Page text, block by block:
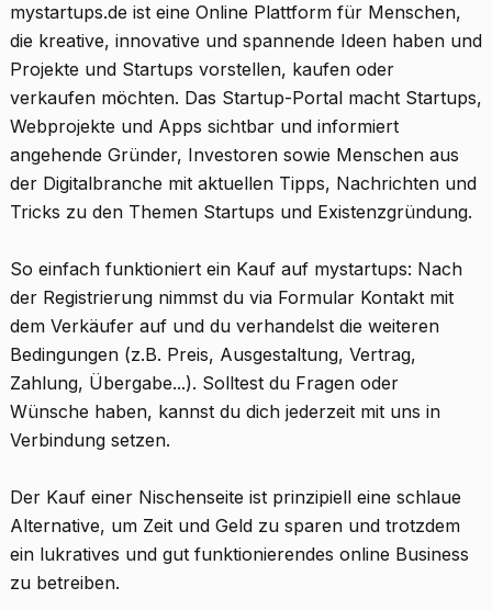
mystartups.de ist eine Online Plattform für Menschen,
die kreative, innovative und spannende Ideen haben und
Projekte und Startups vorstellen, kaufen oder
verkaufen möchten. Das Startup-Portal macht Startups,
Webprojekte und Apps sichtbar und informiert
angehende Gründer, Investoren sowie Menschen aus
der Digitalbranche mit aktuellen Tipps, Nachrichten und
Tricks zu den Themen Startups und Existenzgründung.
So einfach funktioniert ein Kauf auf mystartups: Nach
der Registrierung nimmst du via Formular Kontakt mit
dem Verkäufer auf und du verhandelst die weiteren
Bedingungen (z.B. Preis, Ausgestaltung, Vertrag,
Zahlung, Übergabe...). Solltest du Fragen oder
Wünsche haben, kannst du dich jederzeit mit uns in
Verbindung setzen.
Der Kauf einer Nischenseite ist prinzipiell eine schlaue
Alternative, um Zeit und Geld zu sparen und trotzdem
ein lukratives und gut funktionierendes online Business
zu betreiben.